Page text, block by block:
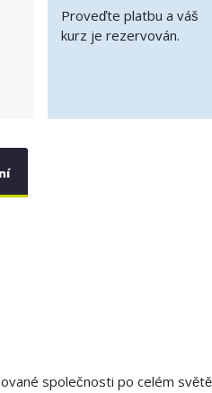
Proveďte platbu a váš
kurz je rezervován.
společnosti po celém